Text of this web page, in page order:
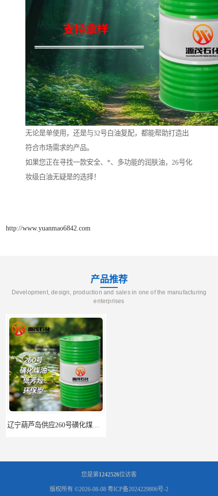
无论是单使用，还是与32号白油复配，都能帮助打造出
符合市场需求的产品。
如果您正在寻找一款安全、*、多功能的润肤油，26号化
妆级白油无疑是的选择！
http://www.yuanmao6842.com
产品推荐
Development, design, production and sales in one of the manufacturing
enterprises
您是第1242526位访客
版权所有 ©2026-08-08 粤ICP备2024229806号-2